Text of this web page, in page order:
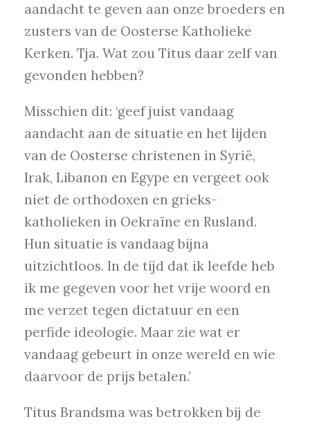
aandacht te geven aan onze broeders en
zusters van de Oosterse Katholieke
Kerken. Tja. Wat zou Titus daar zelf van
gevonden hebben?
Misschien dit: ‘geef juist vandaag
aandacht aan de situatie en het lijden
van de Oosterse christenen in Syrië,
Irak, Libanon en Egype en vergeet ook
niet de orthodoxen en grieks-
katholieken in Oekraïne en Rusland.
Hun situatie is vandaag bijna
uitzichtloos. In de tijd dat ik leefde heb
ik me gegeven voor het vrije woord en
me verzet tegen dictatuur en een
perfide ideologie. Maar zie wat er
vandaag gebeurt in onze wereld en wie
daarvoor de prijs betalen.’
Titus Brandsma was betrokken bij de